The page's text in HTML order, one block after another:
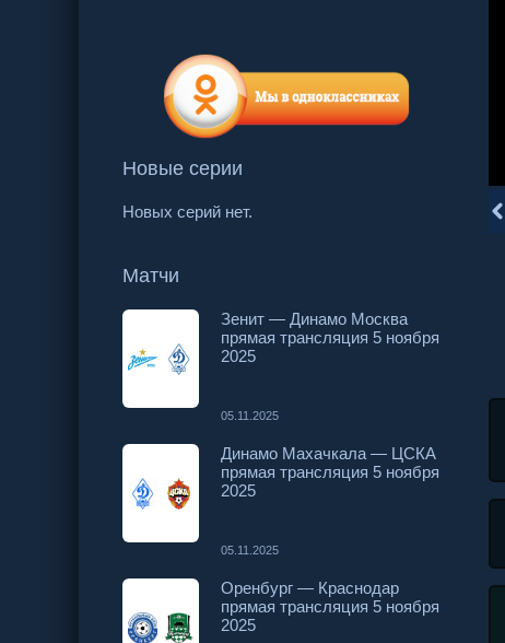
Новые серии
Новых серий нет.
Матчи
Зенит — Динамо Москва
прямая трансляция 5 ноября
2025
05.11.2025
Динамо Махачкала — ЦСКА
прямая трансляция 5 ноября
2025
05.11.2025
Оренбург — Краснодар
прямая трансляция 5 ноября
2025
11 серия